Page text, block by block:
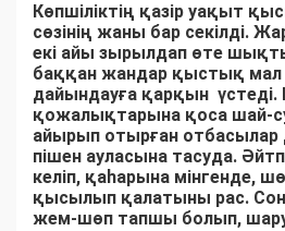
Көпшіліктің қазір уақыт
сөзінің жаны бар секілді.
екі айы зырылдап өте
баққан жандар қыстық мал
дайындауға қарқын үстеді.
қожалықтарына қоса шай-
айырып отырған отбасылар
пішен ауласына тасуда.
келіп, қаһарына мінгенде,
қысылып қалатыны рас.
жем-шөп тапшы болып,